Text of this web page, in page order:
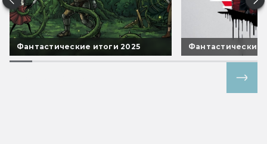
Фантастические итоги 2025 Фантастические